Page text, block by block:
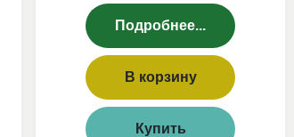
Подробнее...
В корзину
Купить